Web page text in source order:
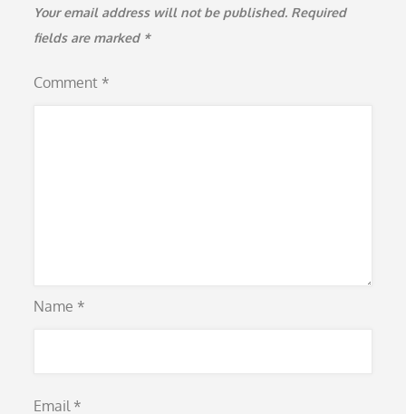
Your email address will not be published. Required
fields are marked *
Comment *
Name *
Email *